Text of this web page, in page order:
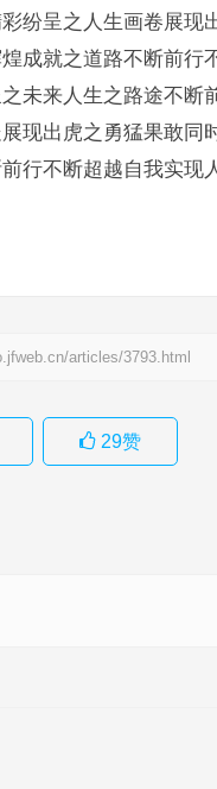
纷呈之人生画卷展现
成就之道路不断前行
未来人生之路途不断
现出虎之勇猛果敢同
行不断超越自我实现
articles/3793.html
29赞